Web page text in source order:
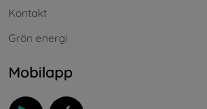
Kontakt
Grön energi
Mobilapp